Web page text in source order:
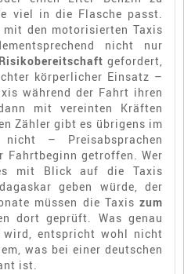
viel in die Flasche passt.
mit den motorisierten Taxis
nicht nur
gefordert,
körperlicher Einsatz –
während der Fahrt ihren
mit vereinten Kräften
Zähler gibt es übrigens im
– Preisabsprachen
Fahrtbeginn getroffen. Wer
mit Blick auf die Taxis
geben würde, der
müssen die Taxis zum
dort geprüft. Was genau
entspricht wohl nicht
was bei einer deutschen
ist.